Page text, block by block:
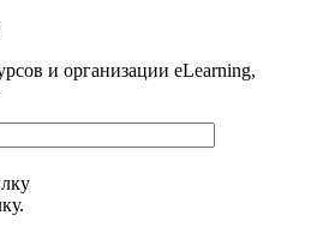
и организации eLearning,